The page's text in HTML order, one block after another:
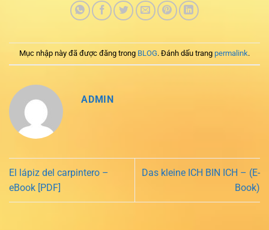
Mục nhập này đã được đăng trong BLOG. Đánh dấu trang permalink.
ADMIN
El lápiz del carpintero –
eBook [PDF]
Das kleine ICH BIN ICH – (E-
Book)